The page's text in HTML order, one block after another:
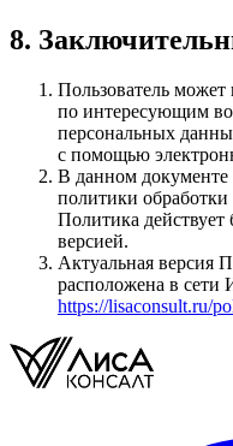
8.
Пользователь
по интересующим
персональных
с помощью
В данном
политики
Политика действует
версией.
Актуальная версия
расположена в сети
https://lisaconsult.ru/